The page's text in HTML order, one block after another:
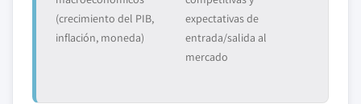
(crecimiento del PIB,
inflación, moneda)
expectativas de
entrada/salida al
mercado